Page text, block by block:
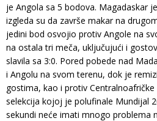
je Angola sa 5 bodova. Magadaskar
izgleda su da završe makar na
jedini bod osvojio protiv Angole na
na ostala tri meča, uključujući i
slavila sa 3:0. Pored pobede nad
i Angolu na svom terenu, dok je
gostima, kao i protiv Centralnoafričke
selekcija kojoj je polufinale Mundijal
sekundi neće imati mnogo problema